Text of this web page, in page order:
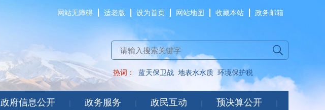
网站无障碍 适老版 设为首页 网站地图 收藏本站 政务邮箱
热词： 蓝天保卫战 地表水水质 环境保护税
政府信息公开 | 政务服务 | 政民互动 | 预决算公开 |